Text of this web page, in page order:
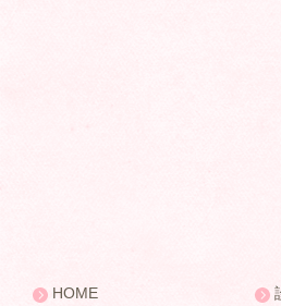
HOME